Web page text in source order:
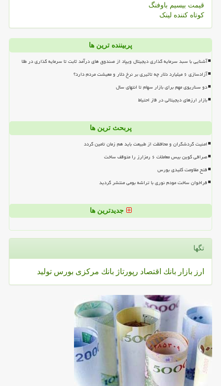
قیمت بیسیم باوفنگ
کوتاه کننده لینک
پربیننده ترین ها
آشنایی با سبد سرمایه گذاری دیجیتال ویپاد از صندوق های درآمد ثابت تا سرمایه گذاری در طلا
آزادسازی ۶ میلیارد دلار چه تاثیری بر نرخ دلار و معیشت مردم دارد؟
دو سناریوی مهم برای بازار سهام تا انتهای سال
بازار ارزهای دیجیتالی در فاز احتیاط
پربحث ترین ها
امنیت گردشگران و محافظت از طبیعت باید هم زمان تامین گردد
صرافی کوین بیس معاملات ۶ رمزارز را متوقف ساخت
فتح مقاومت کلیدی بورس
فراخوان ساخت مودم نوری با تراشه بومی منتشر گردید
جدیدترین ها
تگها
ارز بازار بانك اقتصاد رپورتاژ بانك مركزی بورس تولید